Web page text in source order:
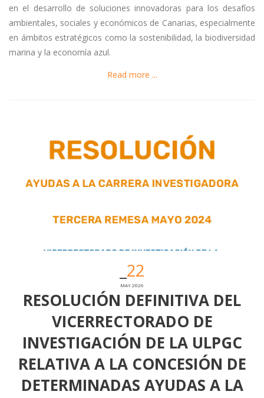
en el desarrollo de soluciones innovadoras para los desafíos
ambientales, sociales y económicos de Canarias, especialmente
en ámbitos estratégicos como la sostenibilidad, la biodiversidad
marina y la economía azul.
Read more ...
22
MAY 2026
RESOLUCIÓN DEFINITIVA DEL
VICERRECTORADO DE
INVESTIGACIÓN DE LA ULPGC
RELATIVA A LA CONCESIÓN DE
DETERMINADAS AYUDAS A LA